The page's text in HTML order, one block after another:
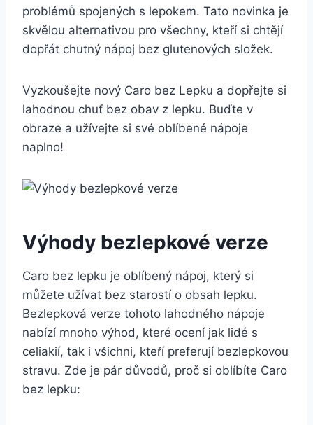
problémů spojených s lepokem. Tato novinka je
skvělou alternativou pro všechny, kteří si chtějí
dopřát chutný nápoj bez glutenových složek.
Vyzkoušejte nový Caro bez Lepku a dopřejte si
lahodnou chuť bez obav z lepku. Buďte v
obraze a užívejte si své oblíbené nápoje
naplno!
Výhody bezlepkové verze
Caro bez lepku je oblíbený nápoj, který si
můžete užívat bez starostí o obsah lepku.
Bezlepková verze tohoto lahodného nápoje
nabízí mnoho výhod, které ocení jak lidé s
celiakií, tak i všichni, kteří preferují bezlepkovou
stravu. Zde je pár důvodů, proč si oblíbíte Caro
bez lepku: